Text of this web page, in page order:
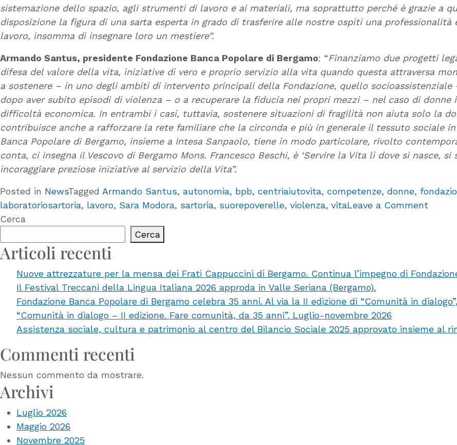
sistemazione dello spazio, agli strumenti di lavoro e ai materiali, ma soprattutto perché è grazie a
disposizione la figura di una sarta esperta in grado di trasferire alle nostre ospiti una
lavoro, insomma di insegnare loro un mestiere”.
Armando Santus, presidente Fondazione Banca Popolare di Bergamo: “Finanziamo due progetti
difesa del valore della vita, iniziative di vero e proprio servizio alla vita quando questa attraversa
a sostenere – in uno degli ambiti di intervento principali della Fondazione, quello
dopo aver subito episodi di violenza – o a recuperare la fiducia nei propri mezzi – nel caso di
difficoltà economica. In entrambi i casi, tuttavia, sostenere situazioni di fragilità non aiuta solo la
contribuisce anche a rafforzare la rete familiare che la circonda e più in generale il tessuto sociale
Banca Popolare di Bergamo, insieme a Intesa Sanpaolo, tiene in modo particolare, rivolto
conta, ci insegna il Vescovo di Bergamo Mons. Francesco Beschi, è ‘Servire la Vita lì dove si nasce,
incoraggiare preziose iniziative al servizio della Vita”.
Posted in NewsTagged Armando Santus, autonomia, bpb, centriaiutovita, competenze, donne,
laboratoriosartoria, lavoro, Sara Modora, sartoria, suorepoverelle, violenza, vitaLeave a Commenton
Banca
di
per
Cerca
Cerca
Articoli recenti
Nuove attrezzature per la mensa dei Frati Cappuccini di Bergamo. Continua l’impegno di
Il Festival Treccani della Lingua Italiana 2026 approda in Valle Seriana (Bergamo).
Fondazione Banca Popolare di Bergamo celebra 35 anni. Al via la II edizione di “Comunità in
“Comunità in dialogo – II edizione. Fare comunità, da 35 anni”. Luglio-novembre 2026
Assistenza sociale, cultura e patrimonio al centro del Bilancio Sociale 2025 approvato insieme al
Commenti recenti
Nessun commento da mostrare.
Archivi
Luglio 2026
Maggio 2026
Novembre 2025